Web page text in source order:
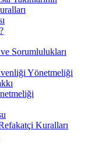
Sorumlulukları
Yönetmeliği
Kuralları